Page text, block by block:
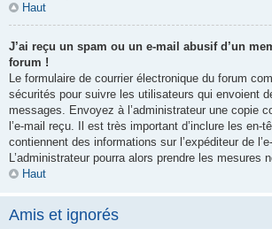
Haut
J’ai reçu un spam ou un e-mail abusif d’un
forum !
Le formulaire de courrier électronique du forum
sécurités pour suivre les utilisateurs qui envoient
messages. Envoyez à l’administrateur une copie
l’e-mail reçu. Il est très important d’inclure les en-
contiennent des informations sur l’expéditeur de
L’administrateur pourra alors prendre les mesures
Haut
Amis et ignorés